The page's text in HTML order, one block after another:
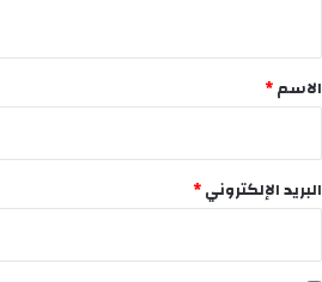
*
الاسم*
البريد الإلكتروني*